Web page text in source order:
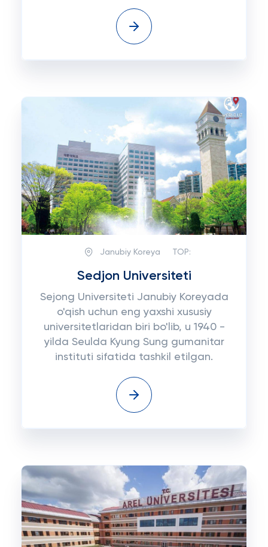
Janubiy Koreya TOP:
Sedjon Universiteti
Sejong Universiteti Janubiy Koreyada
o'qish uchun eng yaxshi xususiy
universitetlaridan biri bo'lib, u 1940 -
yilda Seulda Kyung Sung gumanitar
instituti sifatida tashkil etilgan.